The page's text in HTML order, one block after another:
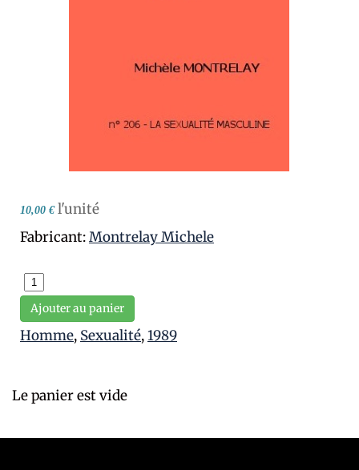
10,00 € l'unité
Fabricant:Montrelay Michele
Ajouter au panier
Homme, Sexualité,1989
Le panier est vide